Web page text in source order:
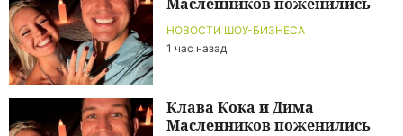
НОВОСТИ ШОУ-БИЗНЕСА
1 час назад
Клава Кока и Дима
Масленников поженились